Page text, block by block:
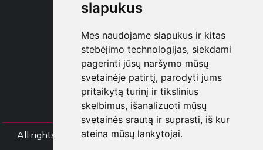
slapukus
Mes naudojame slapukus ir kitas
stebėjimo technologijas, siekdami
pagerinti jūsų naršymo mūsų
svetainėje patirtį, parodyti jums
pritaikytą turinį ir tikslinius
skelbimus, išanalizuoti mūsų
svetainės srautą ir suprasti, iš kur
ateina mūsų lankytojai.
REGISTRUOT
PRISIJUNGT
PIRKINIŲ KREPŠELI
All rights Styliafoe s.r.l. © 2025 - PVM mokėtojo koda